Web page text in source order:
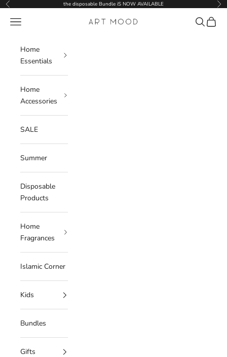
Skip to content
Previous the disposable Bundle iS NOW AVAILABLE
ART MOOD
Navigation menu Search
Cart
Home
Essentials
Home
Accessories
SALE
Summer
Disposable
Products
Home
Fragrances
Islamic Corner
Kids
Bundles
Gifts